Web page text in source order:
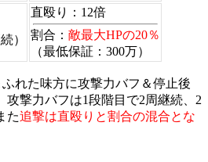
）
直殴り：12倍
割合： 敵最大HPの20％
（最低保証：300万）
れた味方に攻撃力バフ＆停止後
攻撃力バフは1段階目で2周継続、2
た追撃は直殴りと割合の混合とな